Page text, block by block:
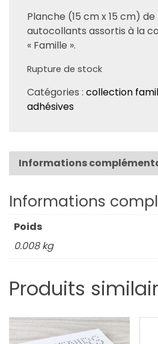
Planche (15 cm x 15 cm)
autocollants assortis à la
« Famille ».
Rupture de stock
Catégories : collection
adhésives
Informations
Informations
Poids
0.008 kg
Produits